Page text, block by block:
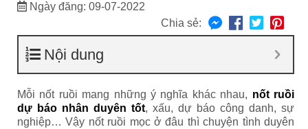
Ngày đăng: 09-07-2022
Chia sẻ:
Nội dung
Mỗi nốt ruồi mang những ý nghĩa khác nhau, nốt ruồi
dự báo nhân duyên tốt, xấu, dự báo công danh, sự
nghiệp… Vậy nốt ruồi mọc ở đâu thì chuyện tình duyên